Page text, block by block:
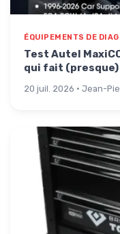
ÉQUIPEMENTS DE
Test Autel
qui fait
20 juil. 2026 · Jean-